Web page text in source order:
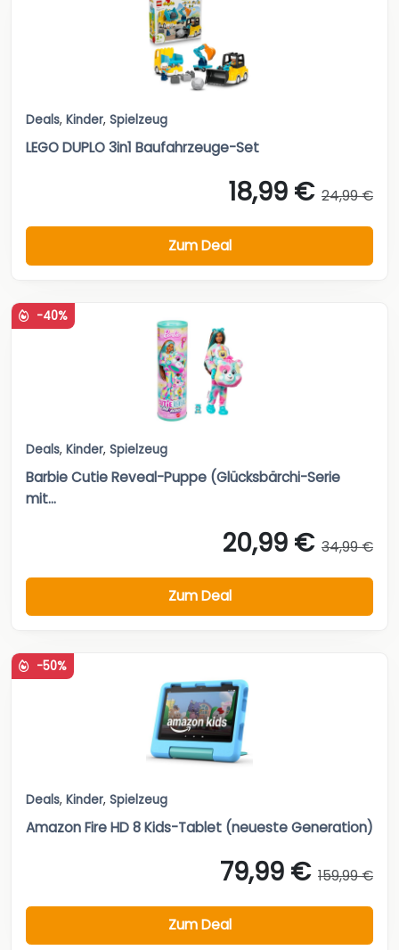
Deals, Kinder, Spielzeug
LEGO DUPLO 3in1 Baufahrzeuge-Set
18,99 € 24,99 €
Zum Deal
-40%
Deals, Kinder, Spielzeug
Barbie Cutie Reveal-Puppe (Glücksbärchi-Serie
mit...
20,99 € 34,99 €
Zum Deal
-50%
Deals, Kinder, Spielzeug
Amazon Fire HD 8 Kids-Tablet (neueste Generation)
79,99 € 159,99 €
Zum Deal